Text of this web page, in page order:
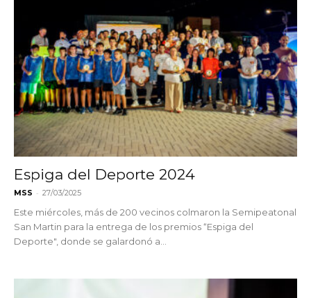
Espiga del Deporte 2024
MSS - 27/03/2025
Este miércoles, más de 200 vecinos colmaron la Semipeatonal
San Martin para la entrega de los premios “Espiga del
Deporte", donde se galardonó a...